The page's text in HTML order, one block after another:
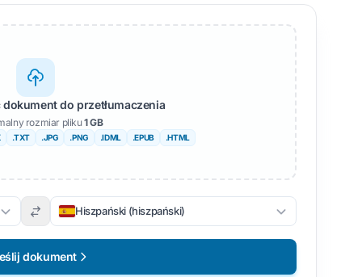
do przetłumaczenia
rozmiar pliku1 GB
.TXT .JPG .PNG .IDML .EPUB .HTML
Hiszpański (hiszpański)
dokument